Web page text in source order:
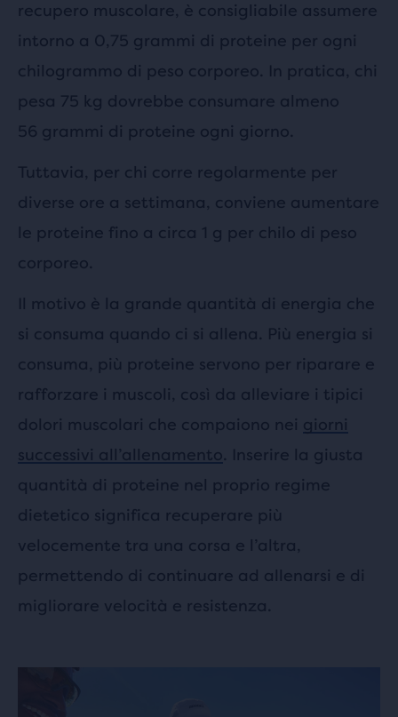
recupero muscolare, è consigliabile assumere
intorno a 0,75 grammi di proteine per ogni
chilogrammo di peso corporeo. In pratica, chi
pesa 75 kg dovrebbe consumare almeno
56 grammi di proteine ogni giorno.
Tuttavia, per chi corre regolarmente per
diverse ore a settimana, conviene aumentare
le proteine fino a circa 1 g per chilo di peso
corporeo.
Il motivo è la grande quantità di energia che
si consuma quando ci si allena. Più energia si
consuma, più proteine servono per riparare e
rafforzare i muscoli, così da alleviare i tipici
dolori muscolari che compaiono nei giorni
successivi all’allenamento. Inserire la giusta
quantità di proteine nel proprio regime
dietetico significa recuperare più
velocemente tra una corsa e l’altra,
permettendo di continuare ad allenarsi e di
migliorare velocità e resistenza.